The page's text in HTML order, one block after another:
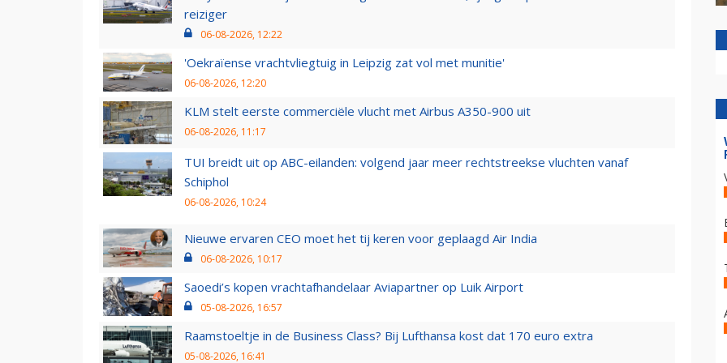
reiziger
06-08-2026, 12:22
'Oekraïense vrachtvliegtuig in Leipzig zat vol met munitie'
06-08-2026, 12:20
KLM stelt eerste commerciële vlucht met Airbus A350-900 uit
06-08-2026, 11:17
TUI breidt uit op ABC-eilanden: volgend jaar meer rechtstreekse vluchten vanaf
Schiphol
06-08-2026, 10:24
Nieuwe ervaren CEO moet het tij keren voor geplaagd Air India
06-08-2026, 10:17
Saoedi’s kopen vrachtafhandelaar Aviapartner op Luik Airport
05-08-2026, 16:57
Raamstoeltje in de Business Class? Bij Lufthansa kost dat 170 euro extra
05-08-2026, 16:41